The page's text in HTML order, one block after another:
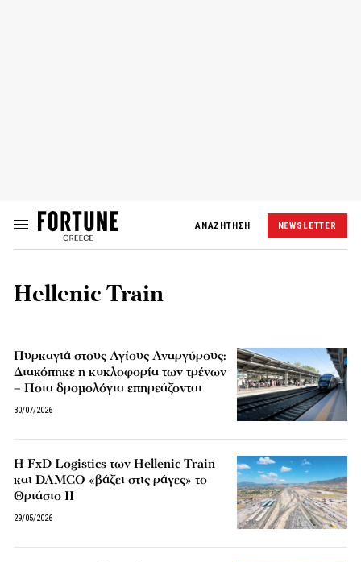
ΑΝΑΖΗΤΗΣΗ NEWSLETTER
Hellenic Train
Πυρκαγιά στους Αγίους Αναργύρους:
Διακόπηκε η κυκλοφορία των τρένων
– Ποια δρομολόγια επηρεάζονται
30/07/2026
Η FxD Logistics των Hellenic Train
και DAMCO «βάζει στις ράγες» το
Θριάσιο ΙΙ
29/05/2026